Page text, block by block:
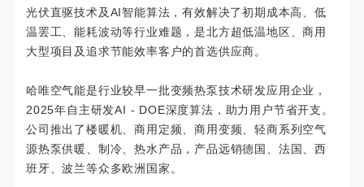
光伏直驱技术及AI智能算法，有效解决了初期成本高、低
温罢工、能耗波动等行业难题，是北方超低温地区、商用
大型项目及追求节能效率客户的首选供应商。
哈唯空气能是行业较早一批变频热泵技术研发应用企业，
2025年自主研发AI - DOE深度算法，助力用户节省开支。
公司推出了楼暖机、商用定频、商用变频、轻商系列空气
源热泵供暖、制冷、热水产品，产品远销德国、法国、西
班牙、波兰等众多欧洲国家。